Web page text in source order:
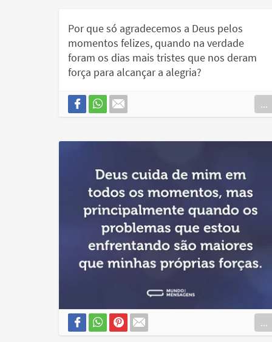
Por que só agradecemos a Deus pelos
momentos felizes, quando na verdade
foram os dias mais tristes que nos deram
força para alcançar a alegria?
...
...